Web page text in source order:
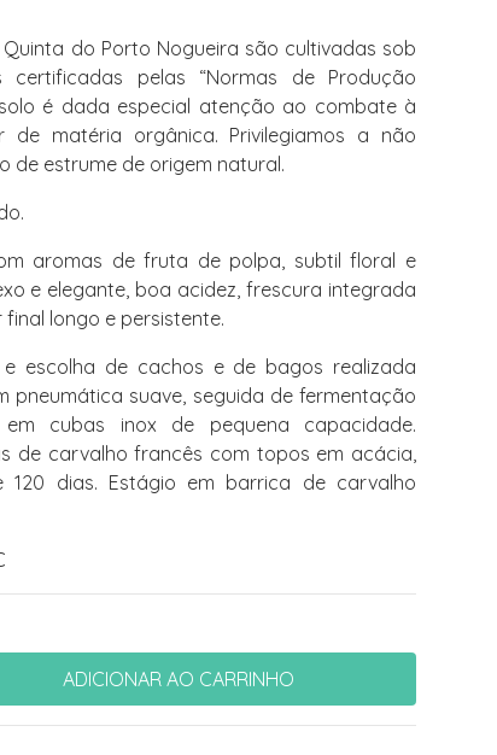
do Porto Nogueira são cultivadas sob
certificadas pelas “Normas de Produção
é dada especial atenção ao combate à
matéria orgânica. Privilegiamos a não
de estrume de origem natural.
aromas de fruta de polpa, subtil floral e
e elegante, boa acidez, frescura integrada
longo e persistente.
e escolha de cachos e de bagos realizada
pneumática suave, seguida de fermentação
cubas inox de pequena capacidade.
de carvalho francês com topos em acácia,
120 dias. Estágio em barrica de carvalho